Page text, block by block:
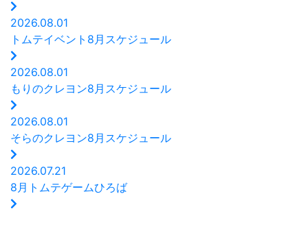
2026.08.01
トムテイベント8月スケジュール
2026.08.01
もりのクレヨン8月スケジュール
2026.08.01
そらのクレヨン8月スケジュール
2026.07.21
8月トムテゲームひろば